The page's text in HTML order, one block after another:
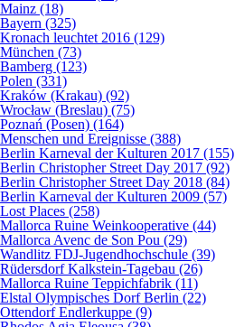
Mainz (18)
Bayern (325)
Kronach leuchtet 2016 (129)
München (73)
Bamberg (123)
Polen (331)
Kraków (Krakau) (92)
Wrocław (Breslau) (75)
Poznań (Posen) (164)
Menschen und Ereignisse (388)
Berlin Karneval der Kulturen 2017 (155)
Berlin Christopher Street Day 2017 (92)
Berlin Christopher Street Day 2018 (84)
Berlin Karneval der Kulturen 2009 (57)
Lost Places (258)
Mallorca Ruine Weinkooperative (44)
Mallorca Avenc de Son Pou (29)
Wandlitz FDJ-Jugendhochschule (39)
Rüdersdorf Kalkstein-Tagebau (26)
Mallorca Ruine Teppichfabrik (11)
Elstal Olympisches Dorf Berlin (22)
Ottendorf Endlerkuppe (9)